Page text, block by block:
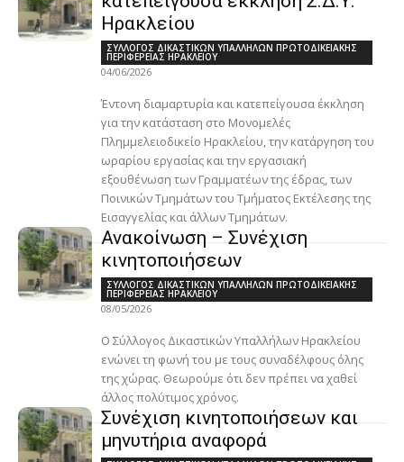
Ηρακλείου
ΣΥΛΛΟΓΟΣ ΔΙΚΑΣΤΙΚΩΝ ΥΠΑΛΛΗΛΩΝ ΠΡΩΤΟΔΙΚΕΙΑΚΗΣ
ΠΕΡΙΦΕΡΕΙΑΣ ΗΡΑΚΛΕΙΟΥ
04/06/2026
Έντονη διαμαρτυρία και κατεπείγουσα έκκληση
για την κατάσταση στο Μονομελές
Πλημμελειοδικείο Ηρακλείου, την κατάργηση του
ωραρίου εργασίας και την εργασιακή
εξουθένωση των Γραμματέων της έδρας, των
Ποινικών Τμημάτων του Τμήματος Εκτέλεσης της
Εισαγγελίας και άλλων Τμημάτων.
Ανακοίνωση – Συνέχιση
κινητοποιήσεων
ΣΥΛΛΟΓΟΣ ΔΙΚΑΣΤΙΚΩΝ ΥΠΑΛΛΗΛΩΝ ΠΡΩΤΟΔΙΚΕΙΑΚΗΣ
ΠΕΡΙΦΕΡΕΙΑΣ ΗΡΑΚΛΕΙΟΥ
08/05/2026
Ο Σύλλογος Δικαστικών Υπαλλήλων Ηρακλείου
ενώνει τη φωνή του με τους συναδέλφους όλης
της χώρας. Θεωρούμε ότι δεν πρέπει να χαθεί
άλλος πολύτιμος χρόνος.
Συνέχιση κινητοποιήσεων και
μηνυτήρια αναφορά